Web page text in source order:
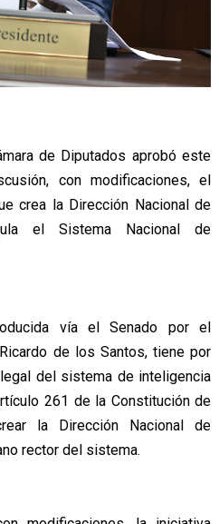
de Diputados aprobó este
con modificaciones, el
crea la Dirección Nacional de
el Sistema Nacional de
vía el Senado por el
de los Santos, tiene por
del sistema de inteligencia
261 de la Constitución de
la Dirección Nacional de
rector del sistema.